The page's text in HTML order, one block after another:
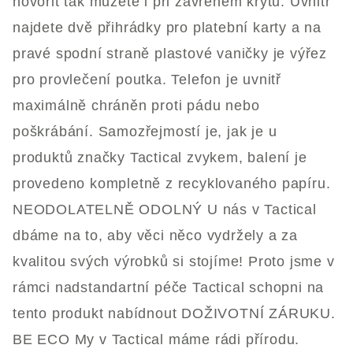
najdete dvě přihrádky pro platební karty a na
pravé spodní straně plastové vaničky je výřez
pro provlečení poutka. Telefon je uvnitř
maximálně chráněn proti pádu nebo
poškrábání. Samozřejmostí je, jak je u
produktů značky Tactical zvykem, balení je
provedeno kompletně z recyklovaného papíru.
NEODOLATELNĚ ODOLNÝ U nás v Tactical
dbáme na to, aby věci něco vydržely a za
kvalitou svých výrobků si stojíme! Proto jsme v
rámci nadstandartní péče Tactical schopni na
tento produkt nabídnout DOŽIVOTNÍ ZÁRUKU.
BE ECO My v Tactical máme rádi přírodu.